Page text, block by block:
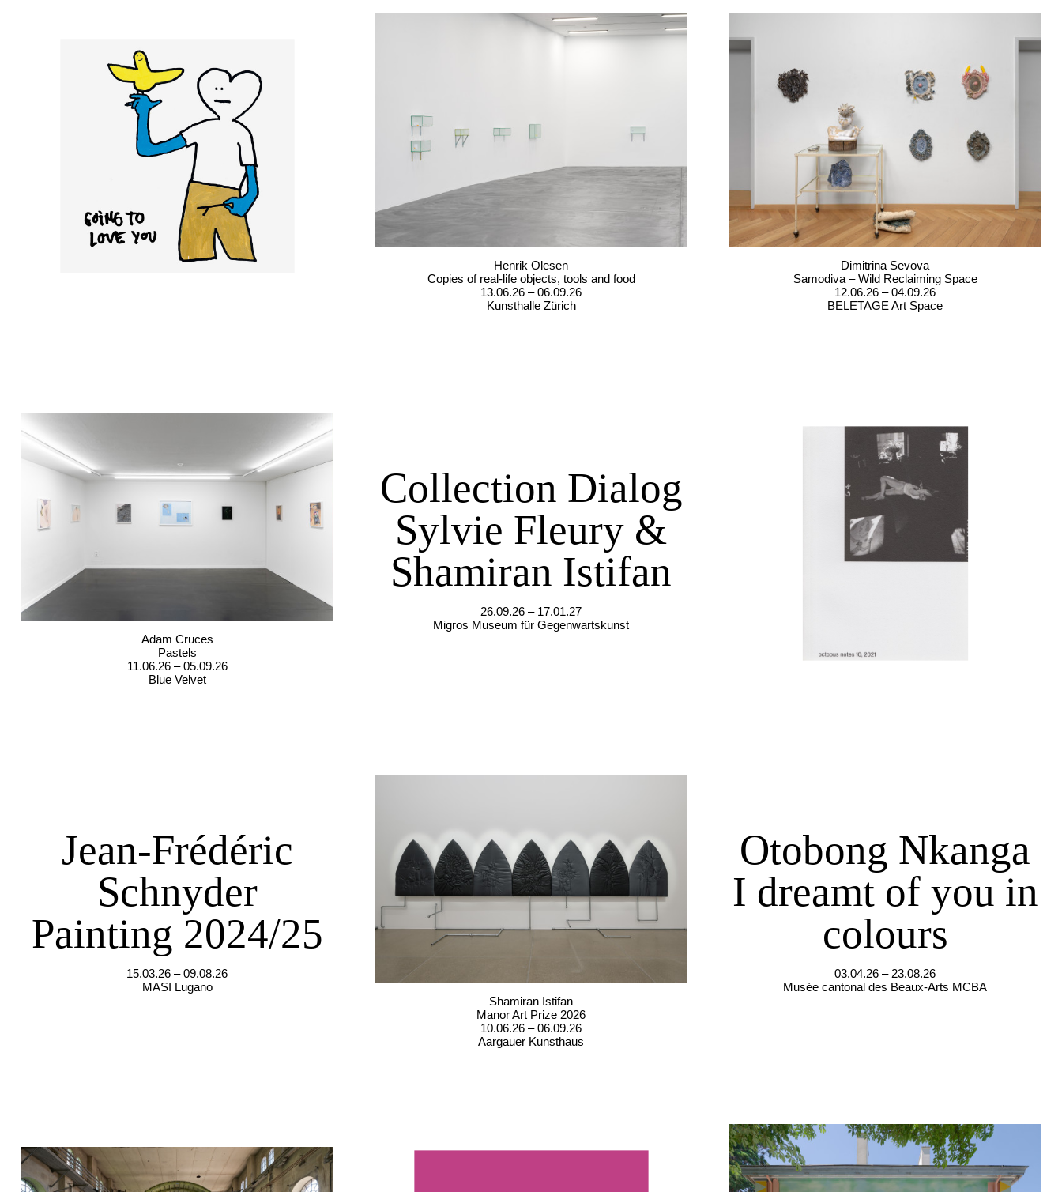
Henrik Olesen
Copies of real-life objects, tools and food
13.06.26 – 06.09.26
Kunsthalle Zürich
Dimitrina Sevova
Samodiva – Wild Reclaiming Space
12.06.26 – 04.09.26
BELETAGE Art Space
Adam Cruces
Pastels
11.06.26 – 05.09.26
Blue Velvet
Collection Dialog
Sylvie Fleury &
Shamiran Istifan
26.09.26 – 17.01.27
Migros Museum für Gegenwartskunst
Jean-Frédéric
Schnyder
Painting 2024/25
15.03.26 – 09.08.26
MASI Lugano
Shamiran Istifan
Manor Art Prize 2026
10.06.26 – 06.09.26
Aargauer Kunsthaus
Otobong Nkanga
I dreamt of you in
colours
03.04.26 – 23.08.26
Musée cantonal des Beaux-Arts MCBA